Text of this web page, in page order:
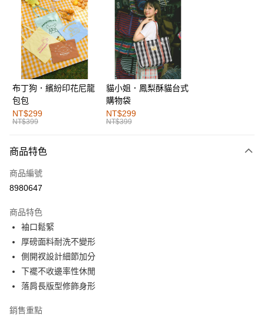
超商取貨付款
LINE Pay
街口支付
運送方式
全家取貨付款
每筆NT$60，滿NT$1,000(含以上)免運費
付款後全家取貨
萊爾富取貨付款
付款後萊爾富取貨
每筆NT$60，滿NT$1,000(含以上)免運費
7-11取貨付款
每筆NT$60，滿NT$1,000(含以上)免運費
每筆NT$60，滿NT$1,000(含以上)免運費
布丁狗．繽紛印花尼龍
包包
NT$299
NT$399
貓小姐．鳳梨酥貓台式
購物袋
NT$299
NT$399
商品特色
商品編號
8980647
商品特色
袖口鬆緊
厚磅面料耐洗不變形
側開衩設計細節加分
下襬不收邊率性休閒
落肩長版型修飾身形
銷售重點